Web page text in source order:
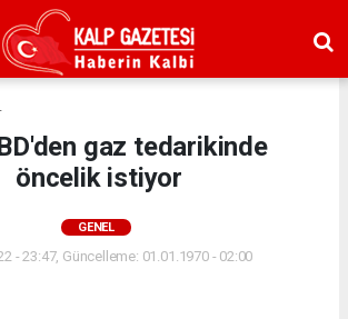
gaz tedarikinde
öncelik istiyor
GENEL
- 23:47, Güncelleme: 01.01.1970 - 02:00